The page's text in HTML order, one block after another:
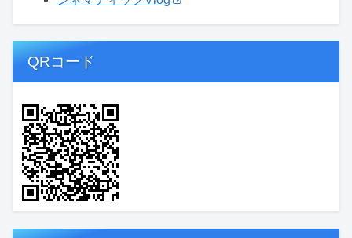
QRコード